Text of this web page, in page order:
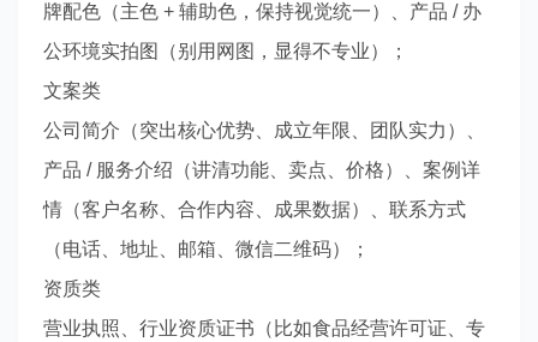
牌配色（主色 + 辅助色，保持视觉统一）、产品 / 办
公环境实拍图（别用网图，显得不专业）；
文案类
公司简介（突出核心优势、成立年限、团队实力）、
产品 / 服务介绍（讲清功能、卖点、价格）、案例详
情（客户名称、合作内容、成果数据）、联系方式
（电话、地址、邮箱、微信二维码）；
资质类
营业执照、行业资质证书（比如食品经营许可证、专